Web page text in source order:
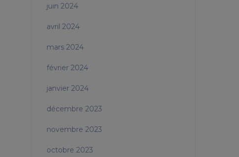
juin 2024
avril 2024
mars 2024
février 2024
janvier 2024
décembre 2023
novembre 2023
octobre 2023